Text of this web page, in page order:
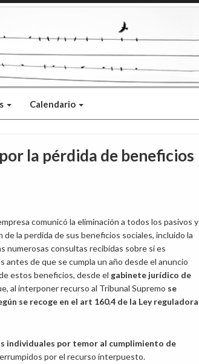
Calendario
la pérdida de beneficios
comunicó la eliminación a todos los pasivos y
la perdida de sus beneficios sociales, incluido la
numerosas consultas recibidas sobre si es
antes de que se cumpla un año desde el anuncio
estos beneficios, desde el gabinete jurídico de
al interponer recurso al Tribunal Supremo se
se recoge en el art 160.4 de la Ley reguladora
individuales por temor al cumplimiento de
por el recurso interpuesto.